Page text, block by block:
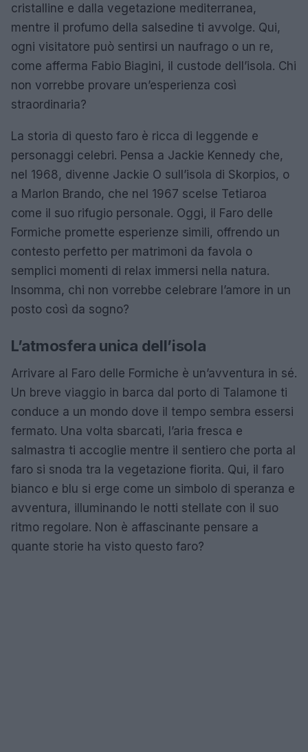
cristalline e dalla vegetazione mediterranea,
mentre il profumo della salsedine ti avvolge. Qui,
ogni visitatore può sentirsi un naufrago o un re,
come afferma Fabio Biagini, il custode dell’isola. Chi
non vorrebbe provare un’esperienza così
straordinaria?
La storia di questo faro è ricca di leggende e
personaggi celebri. Pensa a Jackie Kennedy che,
nel 1968, divenne Jackie O sull’isola di Skorpios, o
a Marlon Brando, che nel 1967 scelse Tetiaroa
come il suo rifugio personale. Oggi, il Faro delle
Formiche promette esperienze simili, offrendo un
contesto perfetto per matrimoni da favola o
semplici momenti di relax immersi nella natura.
Insomma, chi non vorrebbe celebrare l’amore in un
posto così da sogno?
L’atmosfera unica dell’isola
Arrivare al Faro delle Formiche è un’avventura in sé.
Un breve viaggio in barca dal porto di Talamone ti
conduce a un mondo dove il tempo sembra essersi
fermato. Una volta sbarcati, l’aria fresca e
salmastra ti accoglie mentre il sentiero che porta al
faro si snoda tra la vegetazione fiorita. Qui, il faro
bianco e blu si erge come un simbolo di speranza e
avventura, illuminando le notti stellate con il suo
ritmo regolare. Non è affascinante pensare a
quante storie ha visto questo faro?